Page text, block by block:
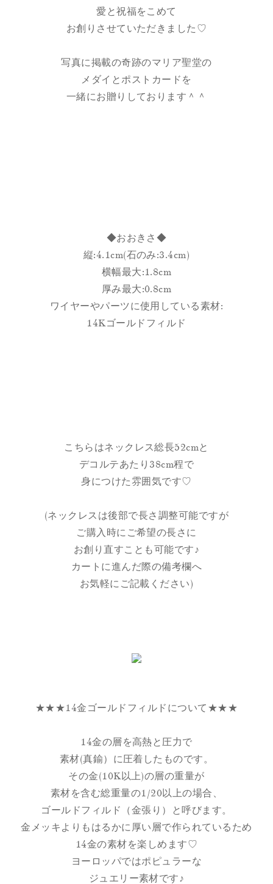
愛と祝福をこめて
お創りさせていただきました♡
写真に掲載の奇跡のマリア聖堂の
メダイとポストカードを
一緒にお贈りしております＾＾
◆おおきさ◆
縦:4.1cm(石のみ:3.4cm)
横幅最大:1.8cm
厚み最大:0.8cm
ワイヤーやパーツに使用している素材:
14Kゴールドフィルド
こちらはネックレス総長52cmと
デコルテあたり38cm程で
身につけた雰囲気です♡
(ネックレスは後部で長さ調整可能ですが
ご購入時にご希望の長さに
お創り直すことも可能です♪
カートに進んだ際の備考欄へ
お気軽にご記載ください)
★★★14金ゴールドフィルドについて★★★
14金の層を高熱と圧力で
素材(真鍮）に圧着したものです。
その金(10K以上)の層の重量が
素材を含む総重量の1/20以上の場合、
ゴールドフィルド（金張り）と呼びます。
金メッキよりもはるかに厚い層で作られているため
14金の素材を楽しめます♡
ヨーロッパではポピュラーな
ジュエリー素材です♪